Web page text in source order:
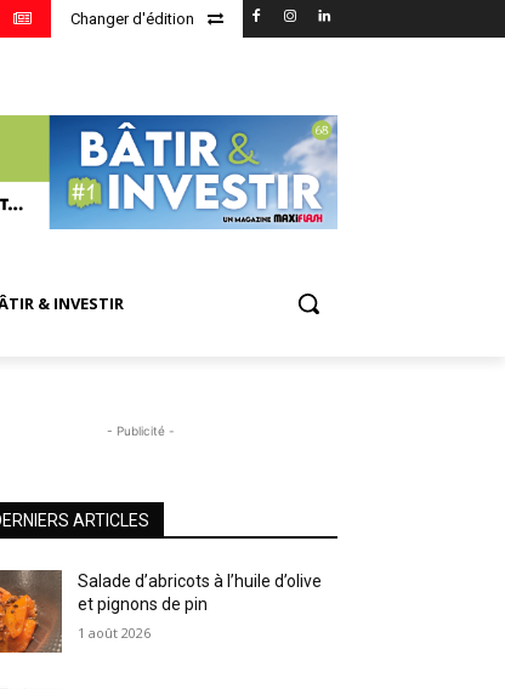
Changer d'édition
& INVESTIR
- Publicité -
ARTICLES
Salade d’abricots à l’huile d’olive
et pignons de pin
1 août 2026